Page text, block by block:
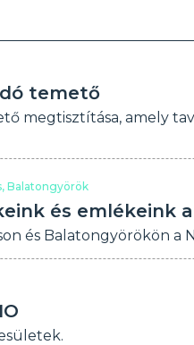
temető
megtisztítása, amely
Balatongyörök
és emlékeink
és Balatongyörökön a